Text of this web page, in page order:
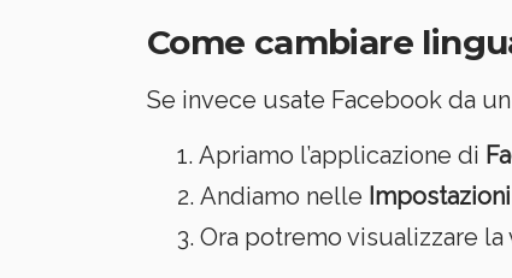
Come cambiare
Se invece usate Facebook da
Apriamo l’applicazione di
Andiamo nelle
Ora potremo visualizzare la